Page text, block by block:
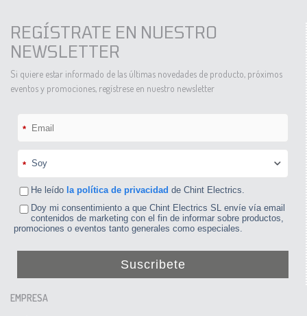
REGÍSTRATE EN NUESTRO
NEWSLETTER
Si quiere estar informado de las últimas novedades de producto, próximos
eventos y promociones, regístrese en nuestro newsletter
*
*
He leído la política de privacidad de Chint Electrics.
Doy mi consentimiento a que Chint Electrics SL envíe vía email
contenidos de marketing con el fin de informar sobre productos,
promociones o eventos tanto generales como especiales.
Suscribete
EMPRESA